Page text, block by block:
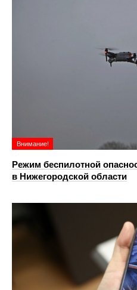
Внимание!
Режим беспилотной
в Нижегородской области